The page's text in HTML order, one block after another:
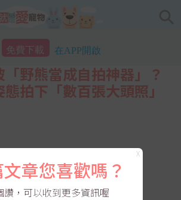
免費下載 在APP開啟
野熊當成自拍神器」？
拍下「數百張大頭照」
X
章您喜歡嗎？
讚，可以收到更多資訊喔